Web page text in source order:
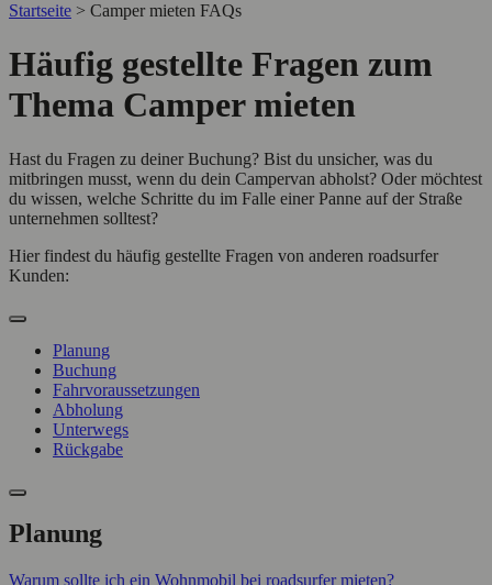
Startseite > Camper mieten FAQs
Häufig gestellte Fragen zum
Thema Camper mieten
Hast du Fragen zu deiner Buchung? Bist du unsicher, was du
mitbringen musst, wenn du dein Campervan abholst? Oder möchtest
du wissen, welche Schritte du im Falle einer Panne auf der Straße
unternehmen solltest?
Hier findest du häufig gestellte Fragen von anderen roadsurfer
Kunden:
Planung
Buchung
Fahrvoraussetzungen
Abholung
Unterwegs
Rückgabe
Planung
Warum sollte ich ein Wohnmobil bei roadsurfer mieten?